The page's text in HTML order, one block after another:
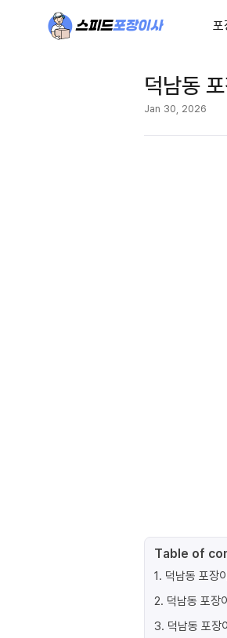
포
덕남동
Jan 30, 2026
Table of
1. 덕남동 포장
2. 덕남동 포장
3. 덕남동 포장